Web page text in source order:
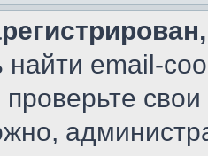
найти email-
проверьте